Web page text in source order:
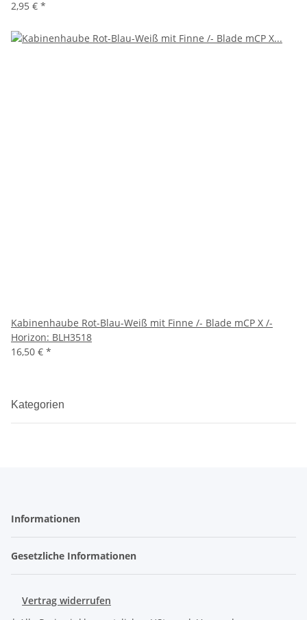
2,95 € *
Kabinenhaube Rot-Blau-Weiß mit Finne /- Blade mCP X /-
Horizon: BLH3518
16,50 € *
Kategorien
Informationen
Gesetzliche Informationen
Vertrag widerrufen